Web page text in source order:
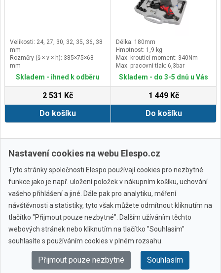
Velikosti: 24, 27, 30, 32, 35, 36, 38
mm
Rozměry (š × v × h): 385×75×68
mm
Skladem - ihned k odběru
2 531 Kč
Do košíku
Délka: 180mm
Hmotnost: 1,9 kg
Max. kroutící moment: 340Nm
Max. pracovní tlak: 6,3bar
(0,63MPa)
Skladem - do 3-5 dnů u Vás
1 449 Kč
Do košíku
Zobrazit další
Všechny značky
© 2010 - 2026 Elespo.cz
Nastavení cookies na webu Elespo.cz
Tyto stránky společnosti Elespo používají cookies pro nezbytné
funkce jako je např. uložení položek v nákupním košíku, uchování
vašeho přihlášení a jiné. Dále pak pro analytiku, měření
návštěvnosti a statistiky, tyto však můžete odmítnout kliknutím na
tlačítko "Přijmout pouze nezbytné". Dalším užíváním těchto
webových stránek nebo kliknutím na tlačítko "Souhlasím"
souhlasíte s používáním cookies v plném rozsahu.
Přijmout pouze nezbytné Souhlasím